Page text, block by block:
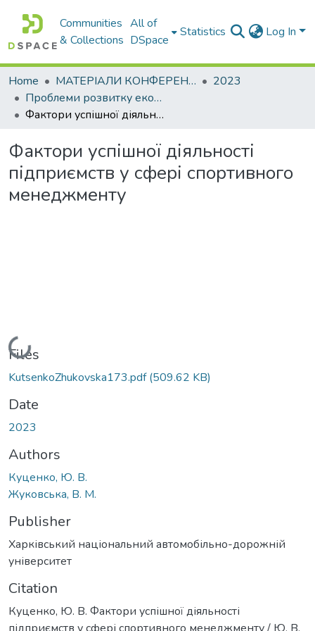
Communities
& Collections
All of
DSpace
Statistics Log In
Home МАТЕРІАЛИ КОНФЕРЕНЦІЙ
2023
Проблеми розвитку економіки підприємства: погляд молоді
Фактори успішної діяльності підприємств у сфері спортивного менеджменту
Фактори успішної діяльності
підприємств у сфері спортивного
менеджменту
Loading...
Files
KutsenkoZhukovska173.pdf(509.62 KB)
Date
2023
Authors
Куценко, Ю. В.
Жуковська, В. М.
Publisher
Харківський національний автомобільно-дорожній
університет
Citation
Куценко, Ю. В. Фактори успішної діяльності